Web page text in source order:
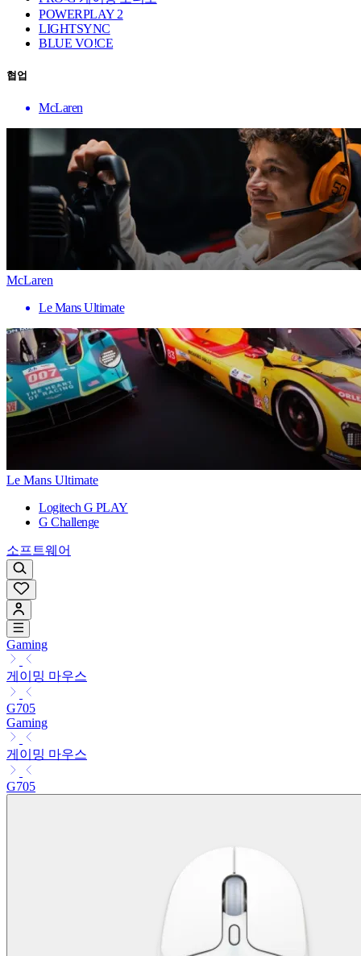
POWERPLAY 2
LIGHTSYNC
BLUE VO!CE
협업
McLaren
McLaren
Le Mans Ultimate
Le Mans Ultimate
Logitech G PLAY
G Challenge
소프트웨어
Gaming
게이밍 마우스
G705
Gaming
게이밍 마우스
G705